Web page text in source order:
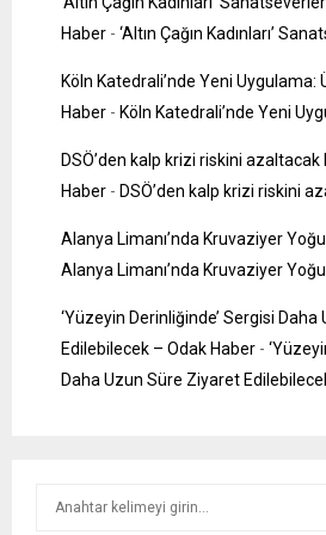
Haber - ‘Altın Çağın Kadınları’
Köln Katedrali’nde Yeni Uygulama:
Haber - Köln Katedrali’nde Yeni
DSÖ’den kalp krizi riskini
Haber - DSÖ’den kalp krizi riskini
Alanya Limanı’nda Kruvaziyer
Alanya Limanı’nda Kruvaziyer
‘Yüzeyin Derinliğinde’ Sergisi
Edilebilecek – Odak Haber -
Daha Uzun Süre Ziyaret